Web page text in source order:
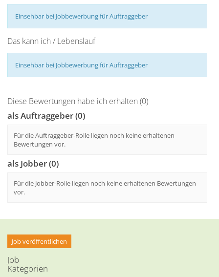
Einsehbar bei Jobbewerbung für Auftraggeber
Das kann ich / Lebenslauf
Einsehbar bei Jobbewerbung für Auftraggeber
Diese Bewertungen habe ich erhalten (0)
als Auftraggeber (0)
Für die Auftraggeber-Rolle liegen noch keine erhaltenen
Bewertungen vor.
als Jobber (0)
Für die Jobber-Rolle liegen noch keine erhaltenen Bewertungen
vor.
Job veröffentlichen
Job
Kategorien